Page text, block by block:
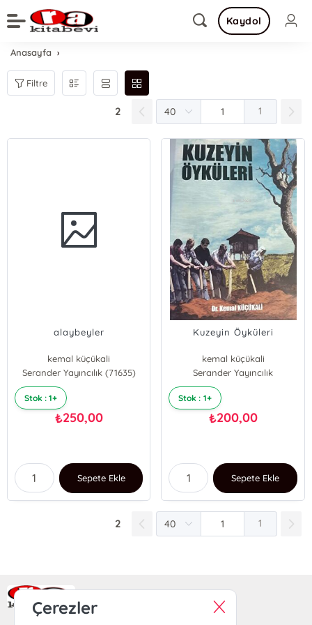
Kaydol
Anasayfa
Filtre
2 1
alaybeyler
kemal küçükali
Serander Yayıncılık (71635)
Stok : 1+
₺250,00
Sepete Ekle
Kuzeyin Öyküleri
kemal küçükali
Serander Yayıncılık
Stok : 1+
₺200,00
Sepete Ekle
2 1
Ra Yayın Kitabevi
Çerezler